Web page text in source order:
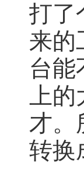
打了
来的
台能
上的
才。
转换